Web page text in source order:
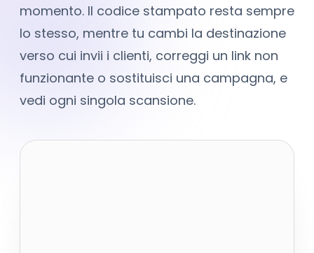
API
momento. Il codice stampato resta sempre
lo stesso, mentre tu cambi la destinazione
verso cui invii i clienti, correggi un link non
funzionante o sostituisci una campagna, e
vedi ogni singola scansione.